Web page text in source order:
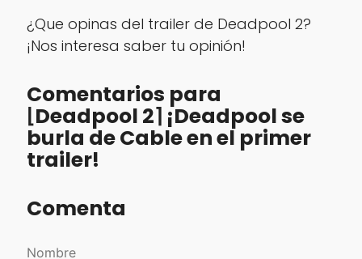
¿Que opinas del trailer de Deadpool 2?
¡Nos interesa saber tu opinión!
Comentarios para
⌊Deadpool 2⌉ ¡Deadpool se
burla de Cable en el primer
trailer!
Comenta